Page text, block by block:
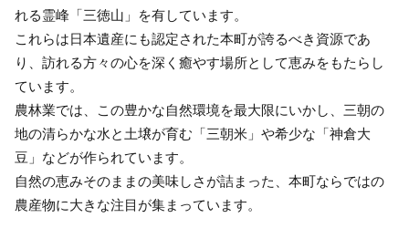
れる霊峰「三徳山」を有しています。
これらは日本遺産にも認定された本町が誇るべき資源であ
り、訪れる方々の心を深く癒やす場所として恵みをもたらし
ています。
農林業では、この豊かな自然環境を最大限にいかし、三朝の
地の清らかな水と土壌が育む「三朝米」や希少な「神倉大
豆」などが作られています。
自然の恵みそのままの美味しさが詰まった、本町ならではの
農産物に大きな注目が集まっています。